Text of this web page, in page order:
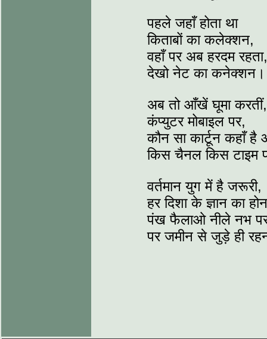
पहले जहाँ होता था
किताबों का कलेक्शन,
वहाँ पर अब हरदम रहता,
देखो नेट का कनेक्शन।
अब तो आँखें घूमा करतीं,
कंप्युटर मोबाइल पर,
कौन सा कार्टून कहाँ है
किस चैनल किस टाइम
वर्तमान युग में है जरूरी,
हर दिशा के ज्ञान का
पंख फैलाओ नीले नभ
पर जमीन से जुड़े ही